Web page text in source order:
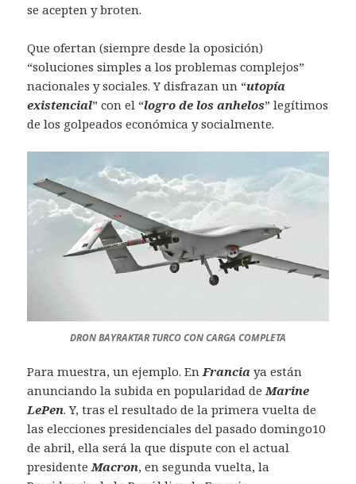
se acepten y broten.
Que ofertan (siempre desde la oposición)
“soluciones simples a los problemas complejos”
nacionales y sociales. Y disfrazan un “utopía
existencial” con el “logro de los anhelos” legítimos
de los golpeados económica y socialmente.
DRON BAYRAKTAR TURCO CON CARGA COMPLETA
Para muestra, un ejemplo. En Francia ya están
anunciando la subida en popularidad de Marine
LePen. Y, tras el resultado de la primera vuelta de
las elecciones presidenciales del pasado domingo10
de abril, ella será la que dispute con el actual
presidente Macron, en segunda vuelta, la